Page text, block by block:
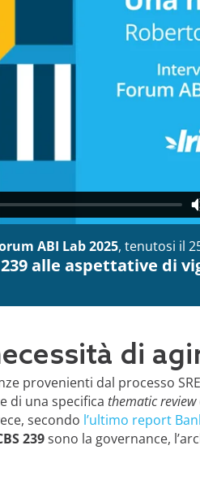
ABI Lab 2025, tenutosi il
239 alle aspettative di
di
provenienti dal processo
di una specifica thematic review
secondo l’ultimo report
239sono la governance,